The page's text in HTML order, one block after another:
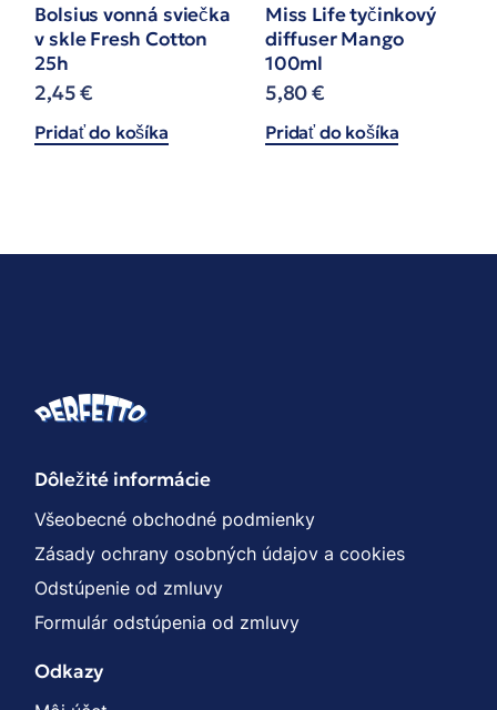
Bolsius vonná sviečka
v skle Fresh Cotton
25h
2,45€
Pridať do košíka
Miss Life tyčinkový
diffuser Mango
100ml
5,80€
Pridať do košíka
Dôležité informácie
Všeobecné obchodné podmienky
Zásady ochrany osobných údajov a cookies
Odstúpenie od zmluvy
Formulár odstúpenia od zmluvy
Odkazy